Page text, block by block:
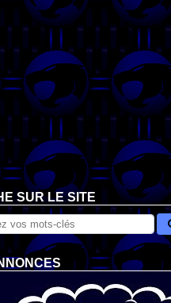
SUR LE SITE